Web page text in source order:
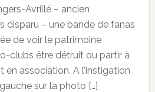
Avrillé – ancien
disparu – une bande de fanas
de voir le patrimoine
clubs être détruit ou partir à
en association. A l’instigation
sur la photo […]